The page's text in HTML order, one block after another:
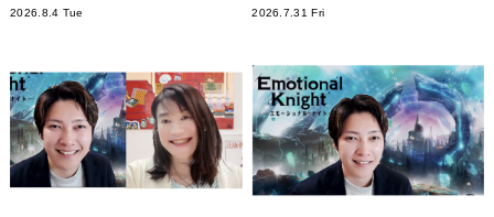
2026.8.4 Tue 2026.7.31 Fri